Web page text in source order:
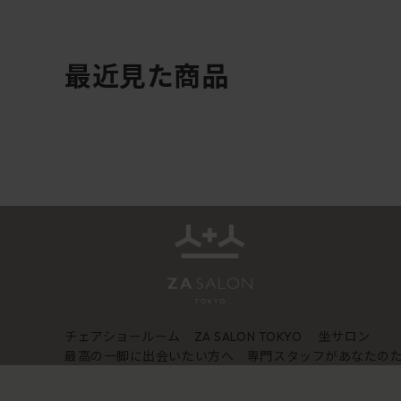
最近見た商品
チェアショールーム ZA SALON TOKYO
坐サロン
最高の一脚に出会いたい方へ 専門スタッフがあなたの